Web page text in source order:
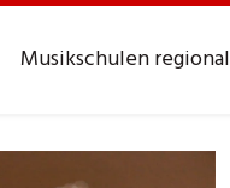
Musikschulen regional